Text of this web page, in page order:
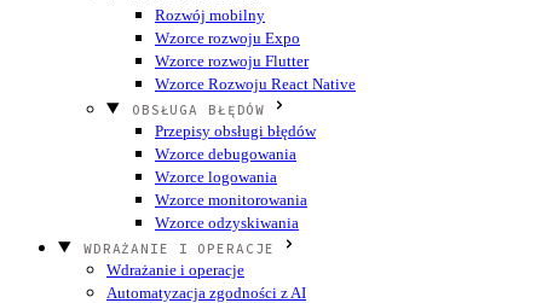
Rozwój mobilny
Wzorce rozwoju Expo
Wzorce rozwoju Flutter
Wzorce Rozwoju React Native
OBSŁUGA BŁĘDÓW
Przepisy obsługi błędów
Wzorce debugowania
Wzorce logowania
Wzorce monitorowania
Wzorce odzyskiwania
WDRAŻANIE I OPERACJE
Wdrażanie i operacje
Automatyzacja zgodności z AI